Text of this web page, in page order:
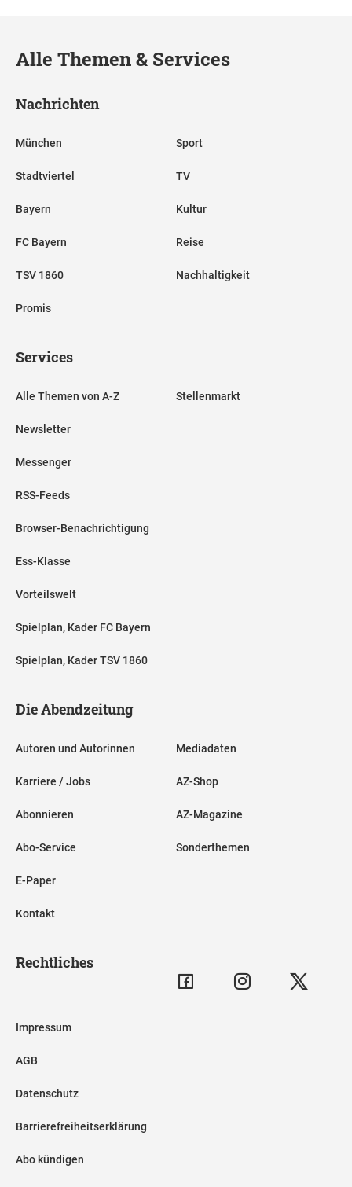
Alle Themen & Services
Nachrichten
München
Stadtviertel
Bayern
FC Bayern
TSV 1860
Promis
Sport
TV
Kultur
Reise
Nachhaltigkeit
Services
Alle Themen von A-Z
Newsletter
Messenger
RSS-Feeds
Browser-Benachrichtigung
Ess-Klasse
Vorteilswelt
Spielplan, Kader FC Bayern
Spielplan, Kader TSV 1860
Stellenmarkt
Die Abendzeitung
Autoren und Autorinnen
Karriere / Jobs
Abonnieren
Abo-Service
E-Paper
Kontakt
Mediadaten
AZ-Shop
AZ-Magazine
Sonderthemen
Rechtliches
Impressum
AGB
Datenschutz
Barrierefreiheitserklärung
Abo kündigen